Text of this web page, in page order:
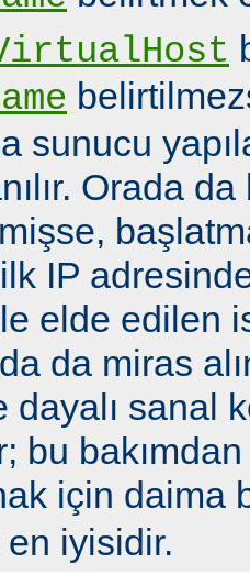
sunucu
Orada
IP
elde edilen
da miras
dayalı sanal
bu
için daima
iyisidir.